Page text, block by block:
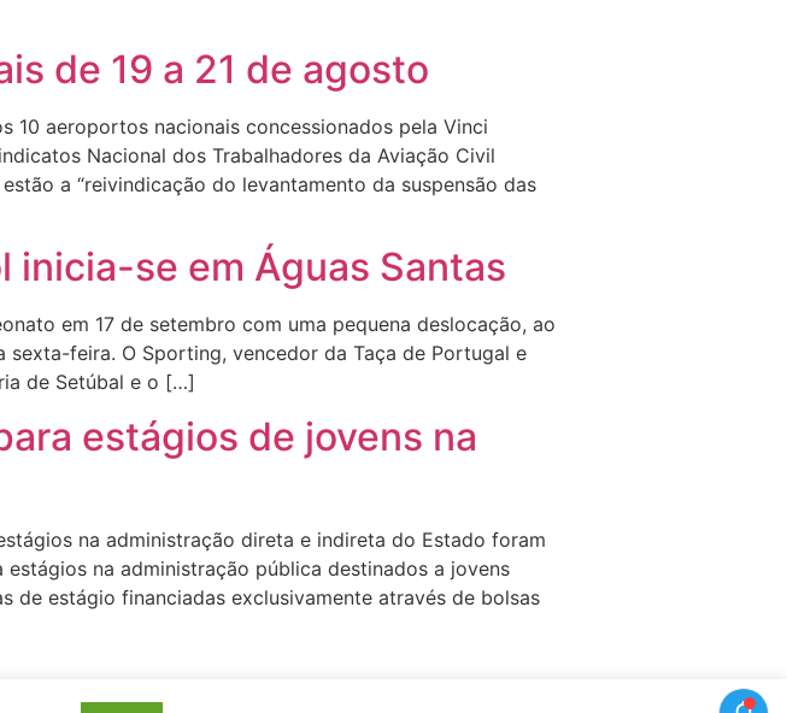
de 19 a 21 de agosto
10 aeroportos nacionais concessionados pela Vinci
Nacional dos Trabalhadores da Aviação Civil
a “reivindicação do levantamento da suspensão das
inicia-se em Águas Santas
em 17 de setembro com uma pequena deslocação, ao
feira. O Sporting, vencedor da Taça de Portugal e
de Setúbal e o […]
estágios de jovens na
na administração direta e indireta do Estado foram
na administração pública destinados a jovens
de estágio financiadas exclusivamente através de bolsas